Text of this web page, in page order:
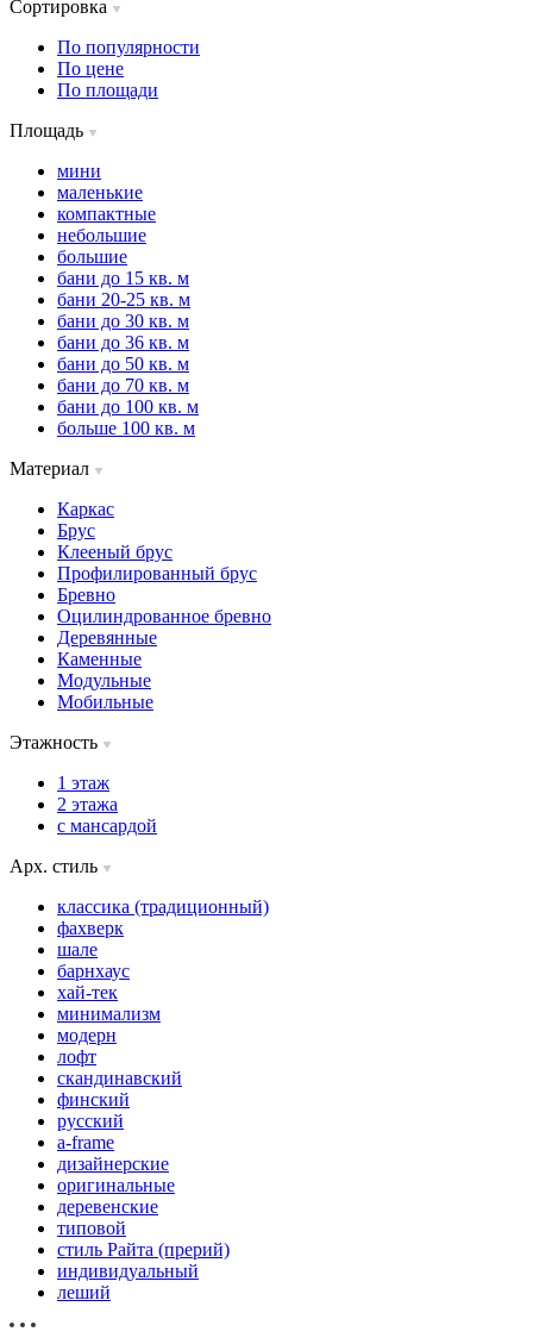
Сортировка
По популярности
По цене
По площади
Площадь
мини
маленькие
компактные
небольшие
большие
бани до 15 кв. м
бани 20-25 кв. м
бани до 30 кв. м
бани до 36 кв. м
бани до 50 кв. м
бани до 70 кв. м
бани до 100 кв. м
больше 100 кв. м
Материал
Каркас
Брус
Клееный брус
Профилированный брус
Бревно
Оцилиндрованное бревно
Деревянные
Каменные
Модульные
Мобильные
Этажность
1 этаж
2 этажа
с мансардой
Арх. стиль
классика (традиционный)
фахверк
шале
барнхаус
хай-тек
минимализм
модерн
лофт
скандинавский
финский
русский
a-frame
дизайнерские
оригинальные
деревенские
типовой
стиль Райта (прерий)
индивидуальный
леший